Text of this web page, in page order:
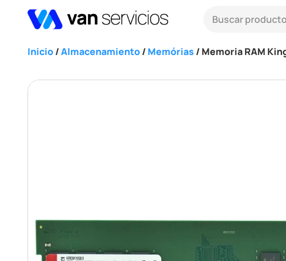
Inicio/Almacenamiento/ Memórias / Memoria RAM